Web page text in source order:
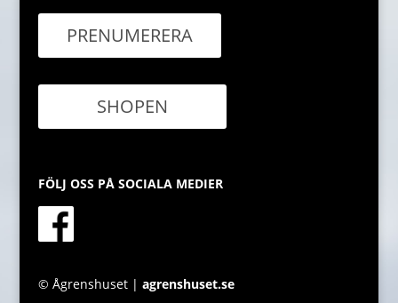
PRENUMERERA
SHOPEN
FÖLJ OSS PÅ SOCIALA MEDIER
© Ågrenshuset | agrenshuset.se